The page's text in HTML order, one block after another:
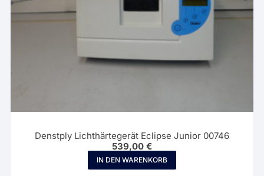
Denstply Lichthärtegerät Eclipse Junior 00746
539,00 €
IN DEN WARENKORB